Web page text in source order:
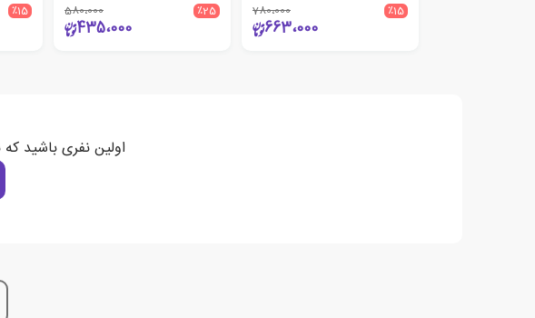
٪15 780،000
663،000
٪25 580،000
435،000
٪15
اولین نفری باشید